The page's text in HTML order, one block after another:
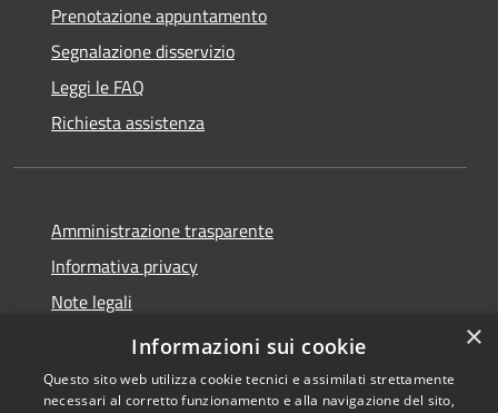
Prenotazione appuntamento
Segnalazione disservizio
Leggi le FAQ
Richiesta assistenza
Amministrazione trasparente
Informativa privacy
Note legali
Dichiarazione di accessibilità
×
Informazioni sui cookie
Questo sito web utilizza cookie tecnici e assimilati strettamente
necessari al corretto funzionamento e alla navigazione del sito,